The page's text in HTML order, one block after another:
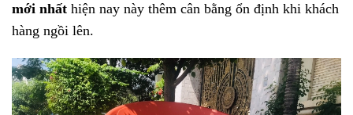
mới nhất hiện nay này thêm cân bằng ổn định khi khách
hàng ngồi lên.